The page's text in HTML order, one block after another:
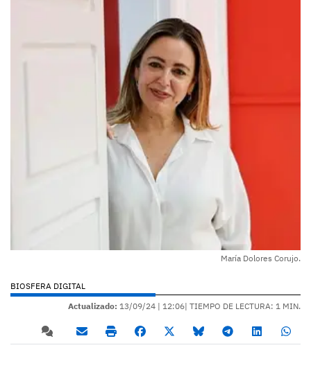
María Dolores Corujo.
BIOSFERA DIGITAL
Actualizado: 13/09/24 | 12:06| TIEMPO DE LECTURA: 1 MIN.